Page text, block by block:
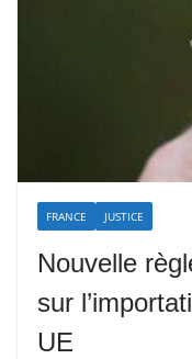
FRANCE JUSTICE
Nouvelle
sur
UE